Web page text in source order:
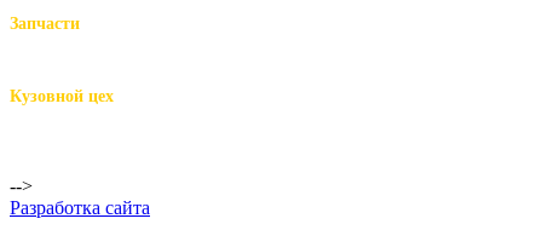
Запчасти
Кузовной цех
-->
Разработка сайта